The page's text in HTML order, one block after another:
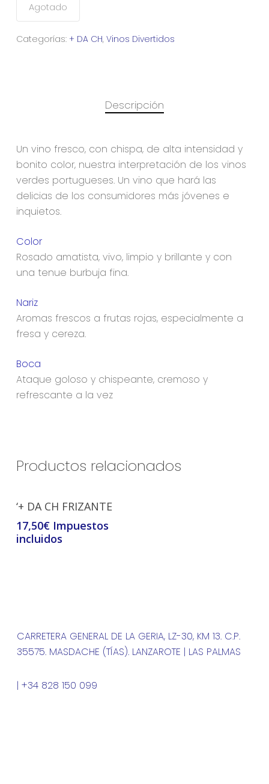
Agotado
Categorías: + DA CH, Vinos Divertidos
Descripción
Un vino fresco, con chispa, de alta intensidad y
bonito color, nuestra interpretación de los vinos
verdes portugueses. Un vino que hará las
delicias de los consumidores más jóvenes e
inquietos.
Color
Rosado amatista, vivo, limpio y brillante y con
una tenue burbuja fina.
Nariz
Aromas frescos a frutas rojas, especialmente a
fresa y cereza.
Boca
Ataque goloso y chispeante, cremoso y
refrescante a la vez
Productos relacionados
Leer Más
‘+ DA CH FRIZANTE
17,50€
CARRETERA GENERAL DE LA GERIA, LZ-30, KM 13. C.P.
35575. MASDACHE (TÍAS). LANZAROTE | LAS PALMAS
| +34 828 150 099